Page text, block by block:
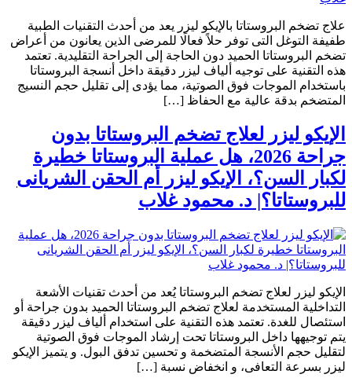
علاج تضخم البروستاتا بالإيكو ليزر يعد من أحدث التقنيات الطبية
طفيفة التوغل التى توفر حلاً فعالًا للمرضى الذين يعانون من أعراض
تضخم البروستاتا الحميد دون الحاجة إلى الجراحة التقليدية. تعتمد
هذه التقنية على توجيه ألياف ليزر دقيقة داخل أنسجة البروستاتا
باستخدام الموجات فوق الصوتية، مما يؤدى إلى تقليل حجم النسيج
المتضخم بدقة عالية مع الحفاظ […]
الإيكو ليزر لعلاج تضخم البروستاتا بدون
جراحة 2026، هل عملية البروستاتا خطيرة
لكبار السن؟، الإيكو ليزر أم الحقن الشريانى
للبروستاتا؟| د. محمود غلاب
الإيكو ليزر لعلاج تضخم البروستاتا يُعد من أحدث تقنيات الأشعة
التداخلية المستخدمة لعلاج تضخم البروستاتا الحميد بدون جراحة أو
استئصال للغدة. تعتمد هذه التقنية على استخدام ألياف ليزر دقيقة
يتم توجيهها داخل البروستاتا تحت إرشاد الموجات فوق الصوتية
لتقليل حجم الأنسجة المتضخمة و تحسين تدفق البول. و يتميز الإيكو
ليزر بسرعة التعافى، و انخفاض نسبة […]